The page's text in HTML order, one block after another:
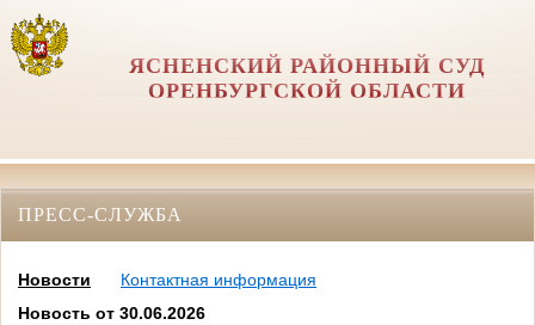
ЯСНЕНСКИЙ РАЙОННЫЙ СУД
ОРЕНБУРГСКОЙ ОБЛАСТИ
ПРЕСС-СЛУЖБА
Новости
Контактная информация
Новость от 30.06.2026